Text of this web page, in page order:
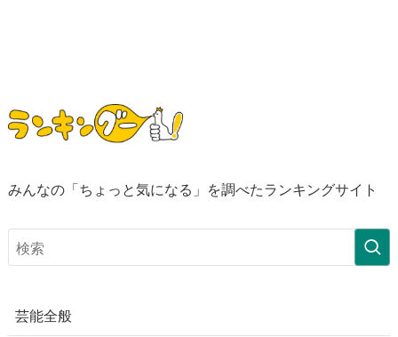
みんなの「ちょっと気になる」を調べたランキングサイト
芸能全般